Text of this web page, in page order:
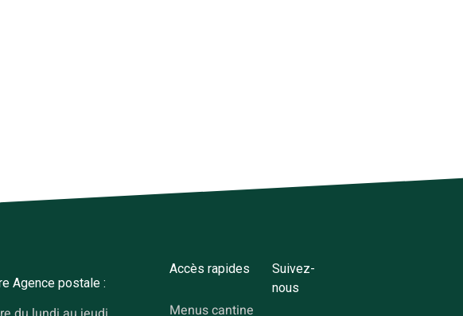
Agence postale :
Accès rapides
Menus cantine
Suivez-
nous